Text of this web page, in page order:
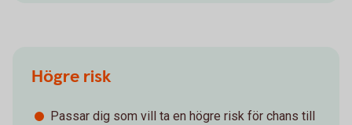
Högre risk
Passar dig som vill ta en högre risk för chans till